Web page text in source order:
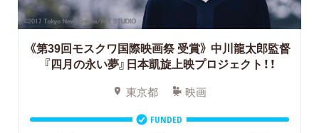
《第39回モスクワ国際映画祭 受賞》 中川龍太郎監督
『四月の永い夢』日本凱旋上映プロジェクト！！
東京都 映画
FUNDED